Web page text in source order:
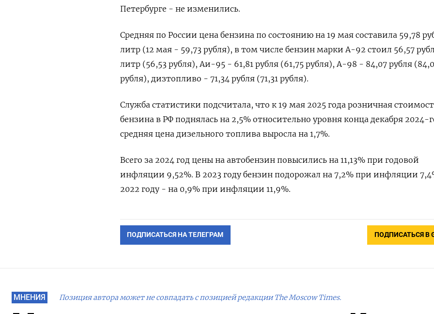
Петербурге - не изменились.
Средняя по России цена бензина по состоянию на 19 мая составила 59,78
литр (12 мая - 59,73 рубля), в том числе бензин марки А-92 стоил 56,57
литр (56,53 рубля), Аи-95 - 61,81 рубля (61,75 рубля), А-98 - 84,07 рубля
рубля), дизтопливо - 71,34 рубля (71,31 рубля).
Служба статистики подсчитала, что к 19 мая 2025 года розничная
бензина в РФ поднялась на 2,5% относительно уровня конца декабря 2024-
средняя цена дизельного топлива выросла на 1,7%.
Всего за 2024 год цены на автобензин повысились на 11,13% при годовой
инфляции 9,52%. В 2023 году бензин подорожал на 7,2% при инфляции
2022 году - на 0,9% при инфляции 11,9%.
ПОДПИСАТЬСЯ НА ТЕЛЕГРАМ ПОДПИСАТЬСЯ В
МНЕНИЯ Позиция автора может не совпадать с позицией редакции The Moscow Times.